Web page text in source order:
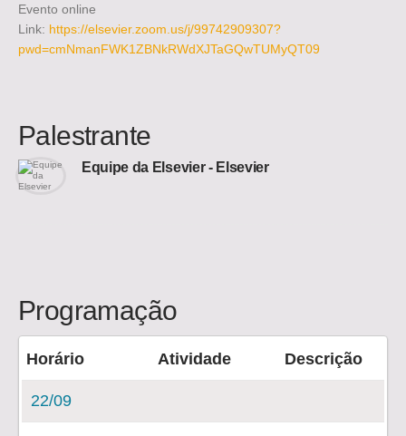
Evento online
Link: https://elsevier.zoom.us/j/99742909307?
pwd=cmNmanFWK1ZBNkRWdXJTaGQwTUMyQT09
Palestrante
Equipe da Elsevier - Elsevier
Programação
Horário Atividade Descrição
22/09